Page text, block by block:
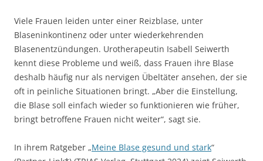
Viele Frauen leiden unter einer Reizblase, unter
Blaseninkontinenz oder unter wiederkehrenden
Blasenentzündungen. Urotherapeutin Isabell Seiwerth
kennt diese Probleme und weiß, dass Frauen ihre Blase
deshalb häufig nur als nervigen Übeltäter ansehen, der sie
oft in peinliche Situationen bringt. „Aber die Einstellung,
die Blase soll einfach wieder so funktionieren wie früher,
bringt betroffene Frauen nicht weiter“, sagt sie.
In ihrem Ratgeber „Meine Blase gesund und stark“